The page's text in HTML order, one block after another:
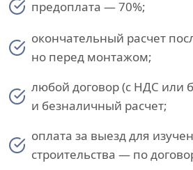
предоплата — 70%;
окончательный расчет
но перед монтажом;
любой договор (с НДС или
и безналичный расчет;
оплата за выезд для
строительства — по